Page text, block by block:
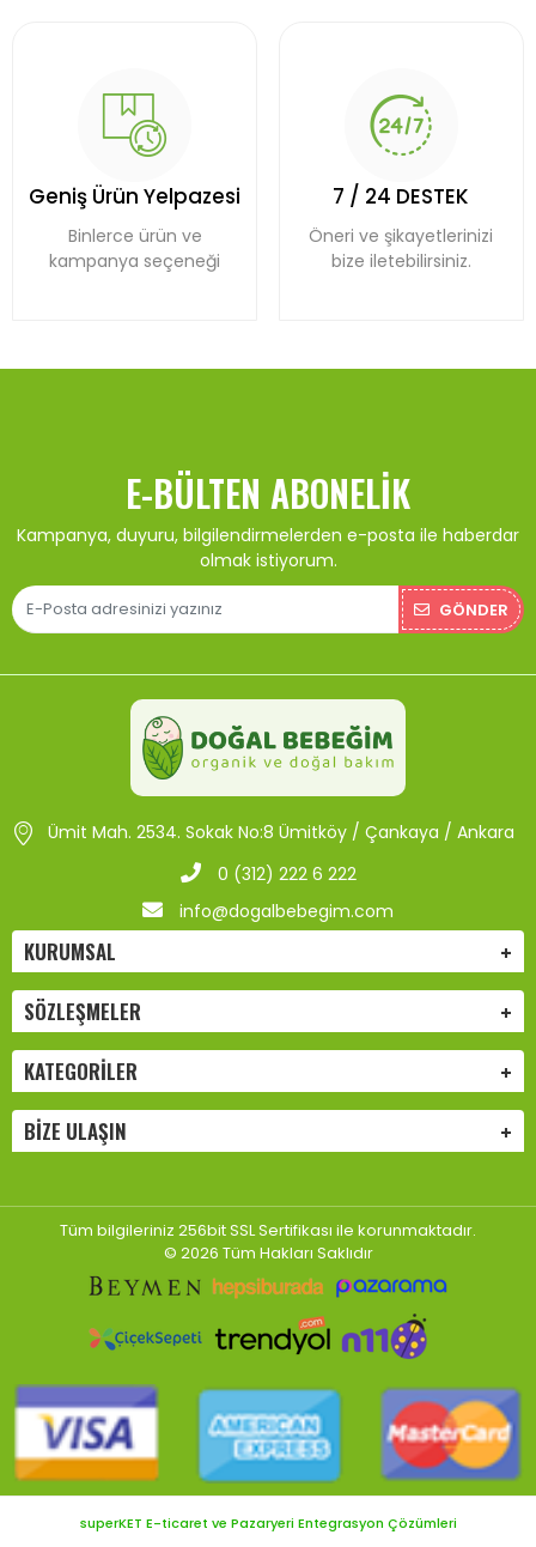
Geniş Ürün Yelpazesi
Binlerce ürün ve
kampanya seçeneği
7 / 24 DESTEK
Öneri ve şikayetlerinizi
bize iletebilirsiniz.
E-BÜLTEN ABONELIK
Kampanya, duyuru, bilgilendirmelerden e-posta ile haberdar
olmak istiyorum.
GÖNDER
Ümit Mah. 2534. Sokak No:8 Ümitköy / Çankaya / Ankara
0 (312) 222 6 222
info@dogalbebegim.com
KURUMSAL
SÖZLEŞMELER
KATEGORILER
BIZE ULAŞIN
Tüm bilgileriniz 256bit SSL Sertifikası ile korunmaktadır.
© 2026 Tüm Hakları Saklıdır
superKET E-ticaret ve Pazaryeri Entegrasyon Çözümleri